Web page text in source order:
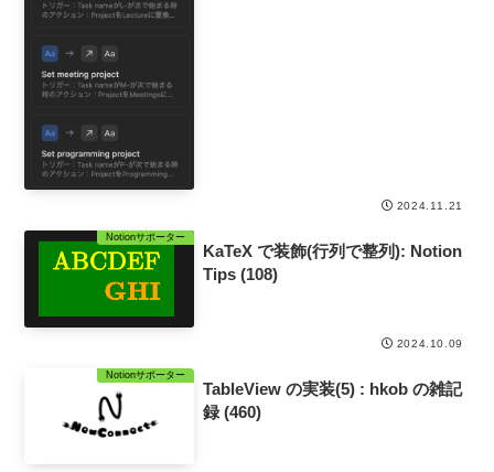
2024.11.21
Notionサポーター
KaTeX で装飾(行列で整列): Notion
Tips (108)
2024.10.09
Notionサポーター
TableView の実装(5) : hkob の雑記
録 (460)